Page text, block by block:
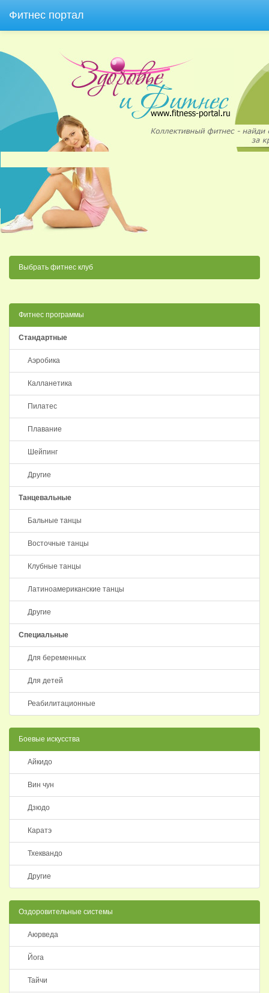
Фитнес портал
Выбрать фитнес клуб
Фитнес программы
Стандартные
Аэробика
Калланетика
Пилатес
Плавание
Шейпинг
Другие
Танцевальные
Бальные танцы
Восточные танцы
Клубные танцы
Латиноамериканские танцы
Другие
Специальные
Для беременных
Для детей
Реабилитационные
Боевые искусства
Айкидо
Вин чун
Дзюдо
Каратэ
Тхеквандо
Другие
Оздоровительные системы
Аюрведа
Йога
Тайчи